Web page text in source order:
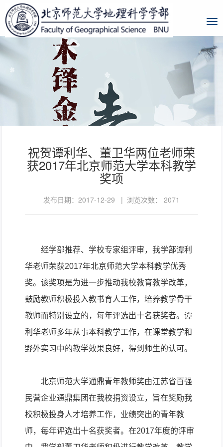
祝贺谭利华、董卫华两位老师荣
获2017年北京师范大学本科教学
奖项
发布日期：2017-12-29 | 浏览次数： 2071
经学部推荐、学校专家组评审，我学部谭利
华老师荣获2017年北京师范大学本科教学优秀
奖。该奖项是为进一步推动我校教育教学改革，
鼓励教师积极投入教书育人工作，培养教学骨干
教师而特别设立的，每年评选出十名获奖者。谭
利华老师多年从事本科教学工作，在课堂教学和
野外实习中的教学效果良好，得到师生的认可。
北京师范大学通鼎青年教师奖由江苏省百强
民营企业通鼎集团在我校捐资设立，旨在奖励我
校积极投身人才培养工作，业绩突出的青年教
师，每年评选出十名获奖者。在2017年度的评审